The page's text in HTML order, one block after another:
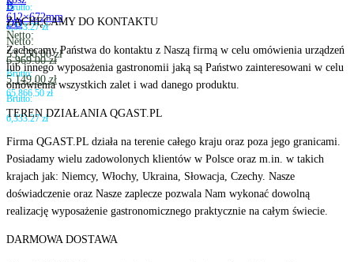
Brutto:
6,333.27zł
612×672mm
Netto:
53,550.00zł
Brutto:
65,866.50 zł
B
DD
Netto:
6,969.00zł
5,149.00zł
Brutto:
6,333.27zł
ZACHĘCAMY DO KONTAKTU
Zachęcamy Państwa do kontaktu z Naszą firmą w celu omówienia urządzeń
lub innego wyposażenia gastronomii jaką są Państwo zainteresowani w celu
omówienia wszystkich zalet i wad danego produktu.
TEREN DZIAŁANIA QGAST.PL
Firma QGAST.PL działa na terenie całego kraju oraz poza jego granicami.
Posiadamy wielu zadowolonych klientów w Polsce oraz m.in. w takich
krajach jak: Niemcy, Włochy, Ukraina, Słowacja, Czechy. Nasze
doświadczenie oraz Nasze zaplecze pozwala Nam wykonać dowolną
realizację wyposażenie gastronomicznego praktycznie na całym świecie.
DARMOWA DOSTAWA